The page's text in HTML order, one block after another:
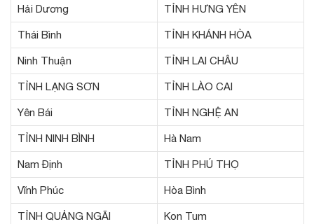
Hải Dương TỈNH HƯNG YÊN
Thái Bình TỈNH KHÁNH HÒA
Ninh Thuận TỈNH LAI CHÂU
TỈNH LẠNG SƠN TỈNH LÀO CAI
Yên Bái TỈNH NGHỆ AN
TỈNH NINH BÌNH Hà Nam
Nam Định TỈNH PHÚ THỌ
Vĩnh Phúc Hòa Bình
TỈNH QUẢNG NGÃI Kon Tum